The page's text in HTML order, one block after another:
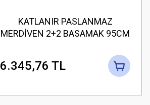
KATLANIR PASLANMAZ
MERDİVEN 2+2 BASAMAK 95CM
6.345,76 TL